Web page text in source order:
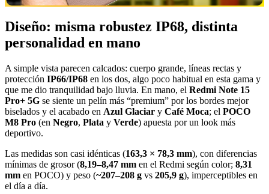
Diseño: misma robustez IP68, distinta
personalidad en mano
A simple vista parecen calcados: cuerpo grande, líneas rectas y
protección IP66/IP68 en los dos, algo poco habitual en esta gama y
que me dio tranquilidad bajo lluvia. En mano, el Redmi Note 15
Pro+ 5G se siente un pelín más “premium” por los bordes mejor
biselados y el acabado en Azul Glaciar y Café Moca; el POCO
M8 Pro (en Negro, Plata y Verde) apuesta por un look más
deportivo.
Las medidas son casi idénticas (163,3 × 78,3 mm), con diferencias
mínimas de grosor (8,19–8,47 mm en el Redmi según color; 8,31
mm en POCO) y peso (~207–208 g vs 205,9 g), imperceptibles en
el día a día.